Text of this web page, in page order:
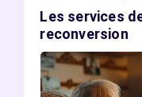
Les services
reconversion